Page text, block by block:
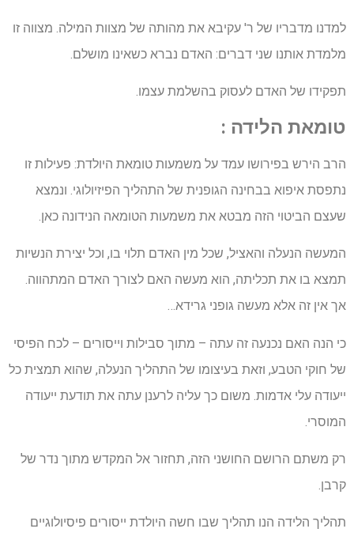
למדנו מדבריו של ר' עקיבא את מהותה של מצוות המילה. מצווה זו
מלמדת אותנו שני דברים: האדם נברא כשאינו מושלם.
תפקידו של האדם לעסוק בהשלמת עצמו.
טומאת הלידה :
הרב הירש בפירושו עמד על משמעות טומאת היולדת: פעילות זו
נתפסת איפוא בבחינה הגופנית של התהליך הפיזיולוגי. ונמצא
שעצם הביטוי הזה מבטא את משמעות הטומאה הנידונה כאן.
המעשה הנעלה והאציל, שכל מין האדם תלוי בו, וכל יצירת הנשיות
תמצא בו את תכליתה, הוא מעשה האם לצורך האדם המתהווה.
אך אין זה אלא מעשה גופני גרידא…
כי הנה האם נכנעה זה עתה – מתוך סבילות וייסורים – לכח הפיסי
של חוקי הטבע, וזאת בעיצומו של התהליך הנעלה, שהוא תמצית כל
ייעודה עלי אדמות. משום כך עליה לרענן עתה את תודעת ייעודה
המוסרי.
רק משתם הרושם החושני הזה, תחזור אל המקדש מתוך נדר של
קרבן.
תהליך הלידה הנו תהליך שבו חשה היולדת ייסורים פיסיולוגיים